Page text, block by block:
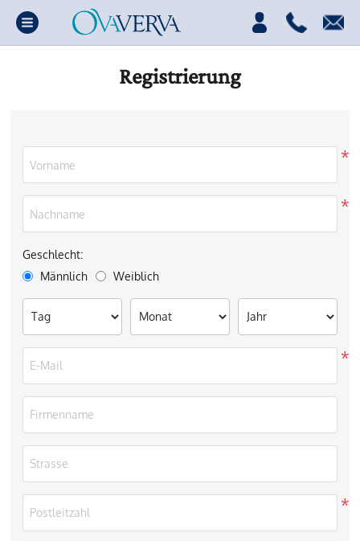
Registrierung
*
*
Geschlecht:
Männlich
Weiblich
*
*